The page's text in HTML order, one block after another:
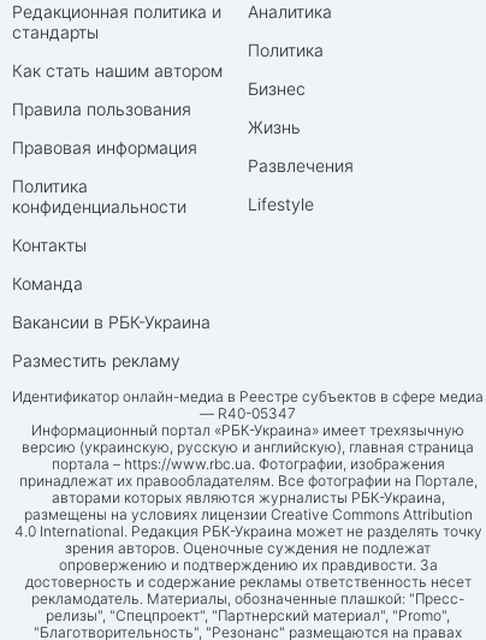
Редакционная политика и
стандарты
Как стать нашим автором
Правила пользования
Правовая информация
Политика
конфиденциальности
Контакты
Команда
Вакансии в РБК-Украина
Разместить рекламу
Аналитика
Политика
Бизнес
Жизнь
Развлечения
Lifestyle
Идентификатор онлайн-медиа в Реестре субъектов в сфере медиа
— R40-05347
Информационный портал «РБК-Украина» имеет трехязычную
версию (украинскую, русскую и английскую), главная страница
портала – https://www.rbc.ua. Фотографии, изображения
принадлежат их правообладателям. Все фотографии на Портале,
авторами которых являются журналисты РБК-Украина,
размещены на условиях лицензии Creative Commons Attribution
4.0 International. Редакция РБК-Украина может не разделять точку
зрения авторов. Оценочные суждения не подлежат
опровержению и подтверждению их правдивости. За
достоверность и содержание рекламы ответственность несет
рекламодатель. Материалы, обозначенные плашкой: "Пресс-
релизы", "Спецпроект", "Партнерский материал", "Promo",
"Благотворительность", "Резонанс" размещаются на правах